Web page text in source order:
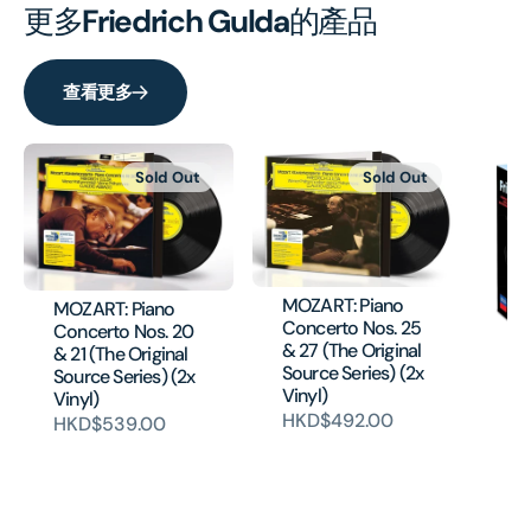
更多Friedrich Gulda的產品
查看更多
MOZART: Piano
Concerto Nos. 20
& 21 (The Original
Source Series) (2x
Vinyl)
HKD$539.00
Sold Out
MOZART: Piano
Concerto Nos. 25
& 27 (The Original
Source Series) (2x
Vinyl)
HKD$492.00
Sold Out